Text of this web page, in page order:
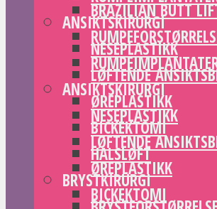
ANSIKTSKIRURGI
NESEPLASTIKK
LØFTENDE
ØREPLASTIKK
BICKEKTOMI
HALSLØFT
BRYSTKIRURGI
BRAZILIAN BUTT
ANSIKTSKIRURGI
NESEPLASTIKK
LØFTENDE
ØREPLASTIKK
BICKEKTOMI